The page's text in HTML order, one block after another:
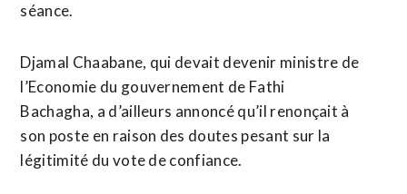
séance.
Djamal Chaabane, qui devait devenir ministre de
l’Economie du gouvernement de Fathi
Bachagha, a d’ailleurs annoncé qu’il renonçait à
son poste en raison des doutes pesant sur la
légitimité du vote de confiance.